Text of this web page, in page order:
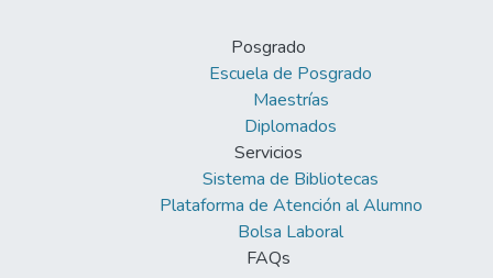
Posgrado
Escuela de Posgrado
Maestrías
Diplomados
Servicios
Sistema de Bibliotecas
Plataforma de Atención al Alumno
Bolsa Laboral
FAQs